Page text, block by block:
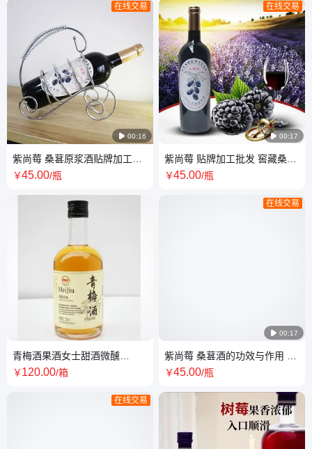
 00:16
在线交易
紫尚莓 桑葚原浆酒贴牌加工
750ml低度果酒 口感微甜
￥45.00/瓶
青梅酒果酒女士甜酒微醺
350ml*12瓶低度数柚子梅子青
￥120.00/箱
在线交易
 00:17
在线交易
紫尚莓 贴牌加工批发 窖藏桑葚
原浆酒定制贴牌 果酒
￥45.00/瓶
 00:17
在线交易
紫尚莓 桑葚酒的功效与作用 红
酒加盟 酒香浓郁甘甜爽口
￥45.00/瓶